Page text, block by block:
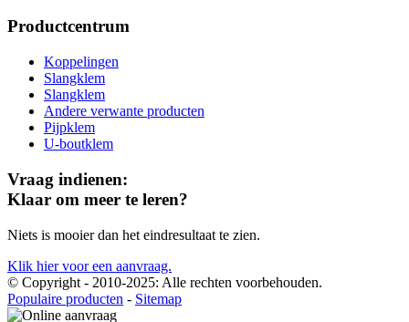
Productcentrum
Koppelingen
Slangklem
Slangklem
Andere verwante producten
Pijpklem
U-boutklem
Vraag indienen:
Klaar om meer te leren?
Niets is mooier dan het eindresultaat te zien.
Klik hier voor een aanvraag.
© Copyright - 2010-2025: Alle rechten voorbehouden.
Populaire producten - Sitemap